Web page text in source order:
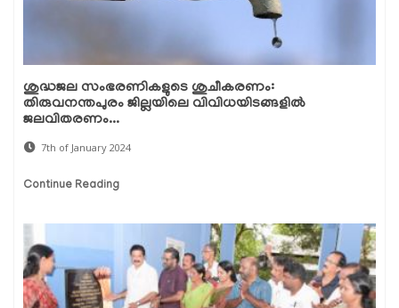
ശുദ്ധജല സംഭരണികളുടെ ശുചീകരണം:
തിരുവനന്തപുരം ജില്ലയിലെ വിവിധയിടങ്ങളിൽ
ജലവിതരണം...
7th of January 2024
Continue Reading